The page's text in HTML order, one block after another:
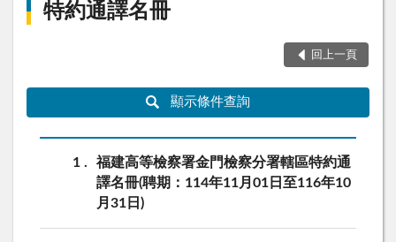
特約通譯名冊
回上一頁
顯示條件查詢
1
福建高等檢察署金門檢察分署轄區特約通
譯名冊(聘期：114年11月01日至116年10
月31日)